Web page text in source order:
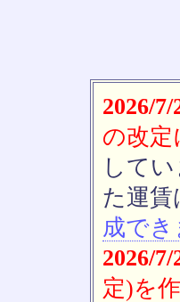
2026/7/
の改定
して
た運
成でき
2026/7/
定)を